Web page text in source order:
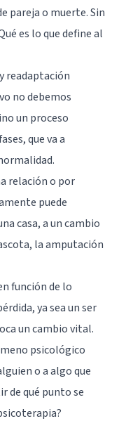
pareja o muerte. Sin
es lo que define al
readaptación
no debemos
un proceso
que va a
relación o por
puede
casa, a un cambio
la amputación
función de lo
ya sea un ser
un cambio vital.
psicológico
o a algo que
de qué punto se